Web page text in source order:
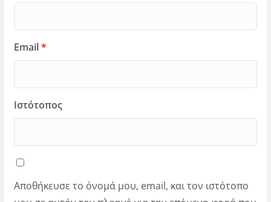
Email*
Ιστότοπος
Αποθήκευσε το όνομά μου, email, και τον ιστότοπο